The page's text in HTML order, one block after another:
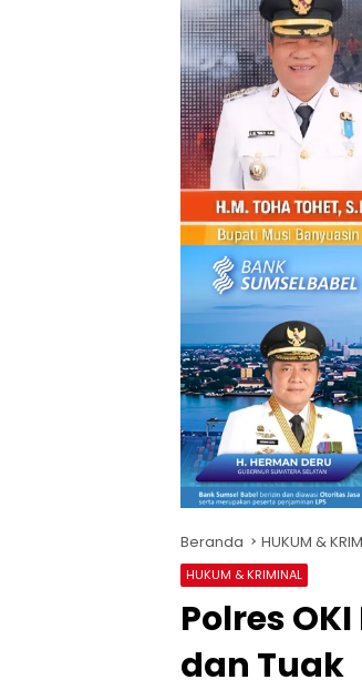
Beranda HUKUM &
HUKUM & KRIMINAL
Polres
dan Tuak